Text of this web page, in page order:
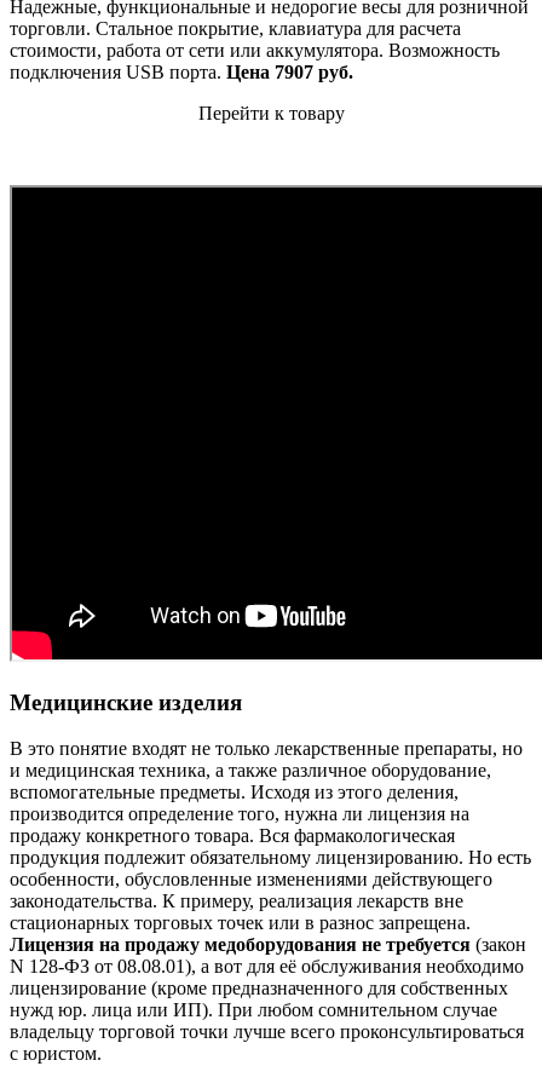
Надежные, функциональные и недорогие весы для розничной
торговли. Стальное покрытие, клавиатура для расчета
стоимости, работа от сети или аккумулятора. Возможность
подключения USB порта. Цена 7907 руб.
Перейти к товару
Медицинские изделия
В это понятие входят не только лекарственные препараты, но
и медицинская техника, а также различное оборудование,
вспомогательные предметы. Исходя из этого деления,
производится определение того, нужна ли лицензия на
продажу конкретного товара. Вся фармакологическая
продукция подлежит обязательному лицензированию. Но есть
особенности, обусловленные изменениями действующего
законодательства. К примеру, реализация лекарств вне
стационарных торговых точек или в разнос запрещена.
Лицензия на продажу медоборудования не требуется (закон
N 128-ФЗ от 08.08.01), а вот для её обслуживания необходимо
лицензирование (кроме предназначенного для собственных
нужд юр. лица или ИП). При любом сомнительном случае
владельцу торговой точки лучше всего проконсультироваться
с юристом.